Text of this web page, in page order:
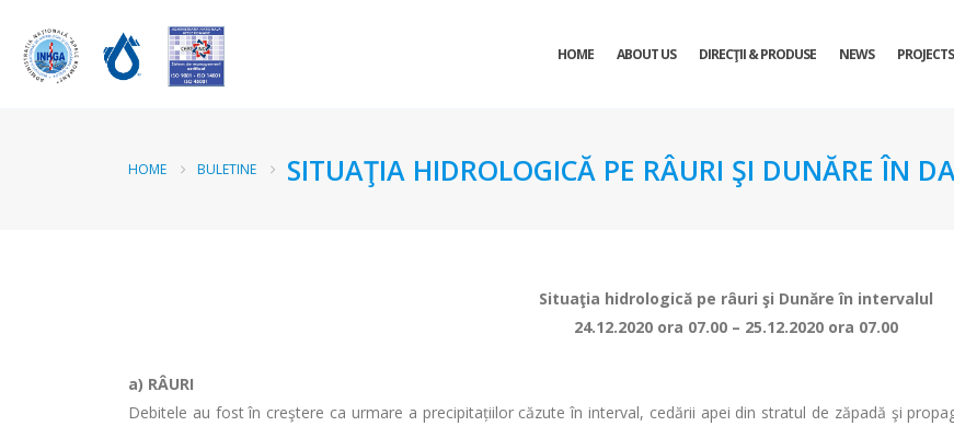
HOME ABOUT US DIRECŢII & PRODUSE NEWS PROJECTS
HOME BULETINE SITUAŢIA HIDROLOGICĂ PE RÂURI ŞI DUNĂRE ÎN
Situaţia hidrologică pe râuri şi Dunăre în intervalul
24.12.2020 ora 07.00 – 25.12.2020 ora 07.00
a) RÂURI
Debitele au fost în creştere ca urmare a precipitațiilor căzute în interval, cedării apei din stratul de zăpadă şi